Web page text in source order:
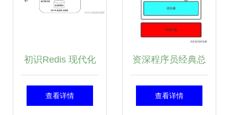
初识Redis 现代化
数据处理与存储服
查看详情
资深程序员经典总
结 MySQL的并发
查看详情